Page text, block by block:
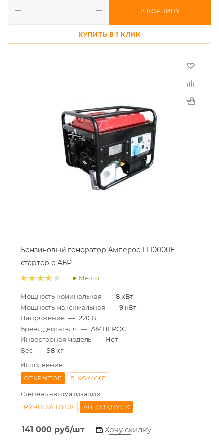
В КОРЗИНУ
КУПИТЬ В 1 КЛИК
Бензиновый генератор Амперос LT10000E
стартер с АВР
Много
Мощность номинальная — 8 кВт
Мощность максимальная — 9 кВт
Напряжение — 220 В
Бренд двигателя — АМПЕРОС
Инверторная модель — Нет
Вес — 98 кг
Исполнение:
ОТКРЫТОЕ В КОЖУХЕ
Степень автоматизации:
РУЧНОЙ ПУСК АВТОЗАПУСК
141 000 руб/шт Хочу скидку